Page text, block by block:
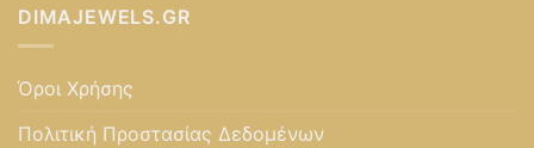
DIMAJEWELS.GR
Όροι Χρήσης
Πολιτική Προστασίας Δεδομένων